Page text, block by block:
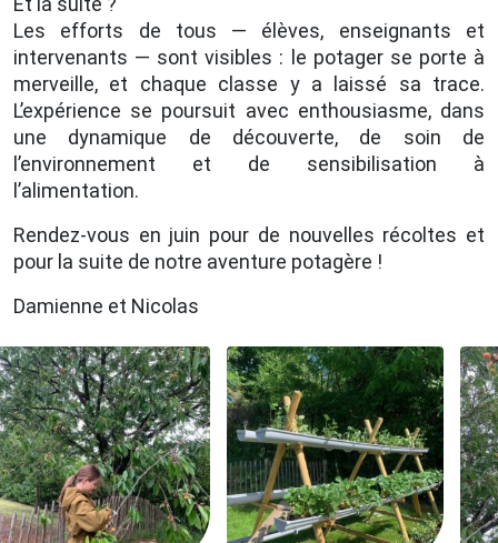
Les efforts de tous — élèves, enseignants et
intervenants — sont visibles : le potager se porte à
merveille, et chaque classe y a laissé sa trace.
L’expérience se poursuit avec enthousiasme, dans
une dynamique de découverte, de soin de
l’environnement et de sensibilisation à
l’alimentation.
Rendez-vous en juin pour de nouvelles récoltes et
pour la suite de notre aventure potagère !
Damienne et Nicolas